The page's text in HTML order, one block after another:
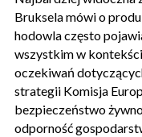
Bruksela mówi o
hodowla często
wszystkim w
oczekiwań
strategii Komisja
bezpieczeństwo
odporność